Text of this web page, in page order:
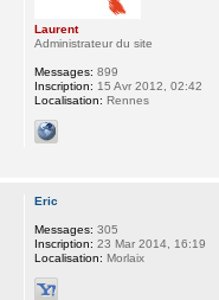
Laurent
Administrateur du site
Messages: 899
Inscription: 15 Avr 2012, 02:42
Localisation: Rennes
Eric
Messages: 305
Inscription: 23 Mar 2014, 16:19
Localisation: Morlaix